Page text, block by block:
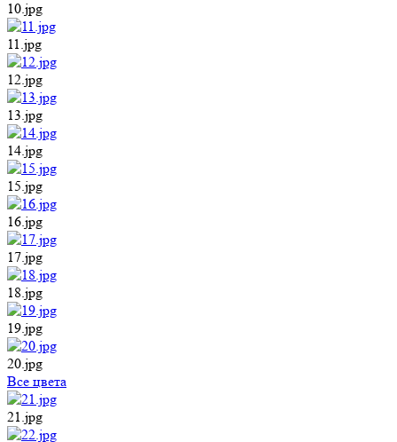
10.jpg
11.jpg
12.jpg
13.jpg
14.jpg
15.jpg
16.jpg
17.jpg
18.jpg
19.jpg
20.jpg
Все цвета
21.jpg